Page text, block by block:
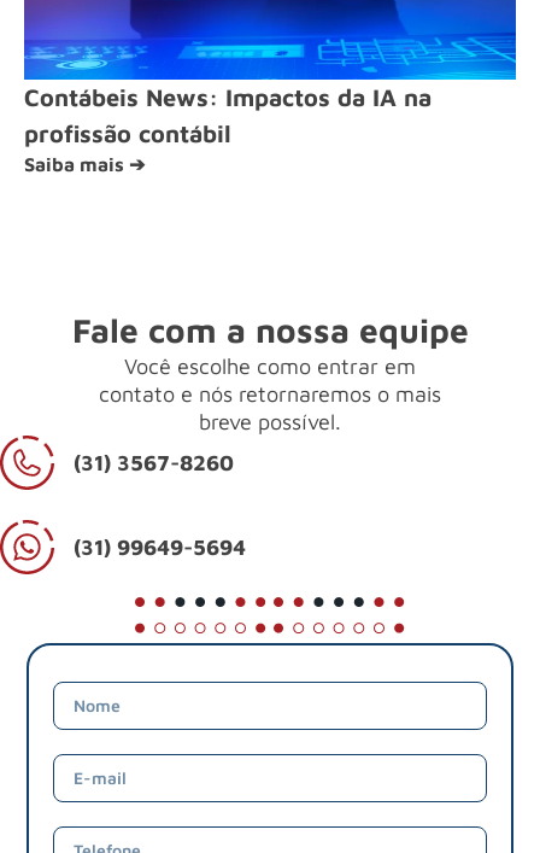
Contábeis News: Impactos da IA na
profissão contábil
Saiba mais ➔
Fale com a nossa equipe
Você escolhe como entrar em
contato e nós retornaremos o mais
breve possível.
(31) 3567-8260
(31) 99649-5694